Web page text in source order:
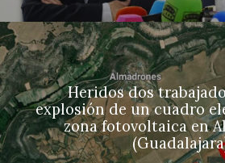
Heridos dos
explosión de un cuadro
zona fotovoltaica en